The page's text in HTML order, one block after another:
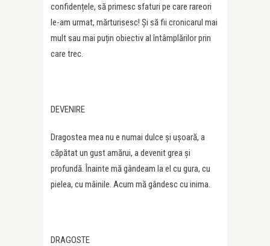
confidențele, să primesc sfaturi pe care rareori
le-am urmat, mărturisesc! Și să fii cronicarul mai
mult sau mai puțin obiectiv al întâmplărilor prin
care trec.
DEVENIRE
Dragostea mea nu e numai dulce și ușoară, a
căpătat un gust amărui, a devenit grea și
profundă. Înainte mă gândeam la el cu gura, cu
pielea, cu mâinile. Acum mă gândesc cu inima.
DRAGOSTE